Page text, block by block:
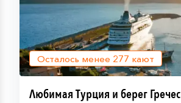
Осталось менее 277 кают
Любимая Турция и берег